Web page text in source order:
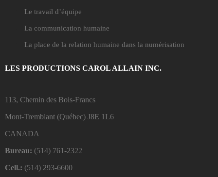
Le travail d’équipe
La communication humaine
La place de la relation humaine dans la numérisation
LES PRODUCTIONS CAROL ALLAIN INC.
113, Chemin des Bois-Francs
Mont-Tremblant (Québec) J8E 1L6
CANADA
Bureau: (514) 761-2322
Cell.: (514) 293-6600